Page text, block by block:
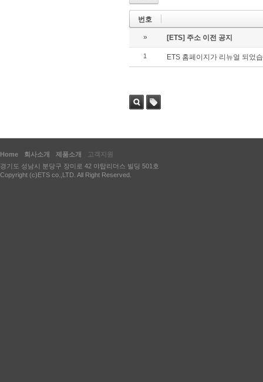
번호
» [ETS] 주소 이전 공지
1 ETS 홈페이지가 리뉴얼 되었
Home 회사소개 제품소개
고객지원
경기도 성남시 분당구 장미로 42 야탑리더스 빌딩 501호
Copyright (c)ETS co.,LTD. All Right Reserved.